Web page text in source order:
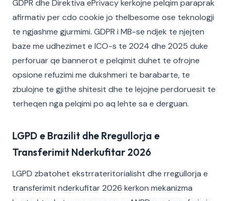
GDPR dhe Direktiva ePrivacy kerkojne pelqim paraprak
afirmativ per cdo cookie jo thelbesome ose teknologji
te ngjashme gjurmimi. GDPR i MB-se ndjek te njejten
baze me udhezimet e ICO-s te 2024 dhe 2025 duke
perforuar qe bannerot e pelqimit duhet te ofrojne
opsione refuzimi me dukshmeri te barabarte, te
zbulojne te gjithe shitesit dhe te lejojne perdoruesit te
terheqen nga pelqimi po aq lehte sa e derguan.
LGPD e Brazilit dhe Rregullorja e
Transferimit Nderkufitar 2026
LGPD zbatohet ekstrrateritorialisht dhe rregullorja e
transferimit nderkufitar 2026 kerkon mekanizma